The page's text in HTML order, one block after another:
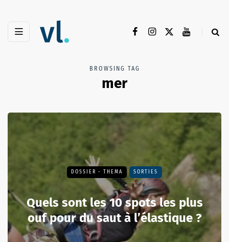
BROWSING TAG
mer
DOSSIER - THEMA SORTIES
Quels sont les 10 spots les plus
ouf pour du saut à l’élastique ?